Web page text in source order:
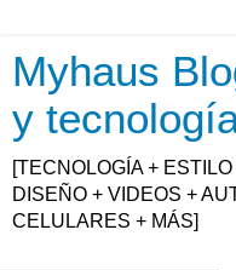
Myhaus
y
[TECNOLOGÍA +
DISEÑO + VIDEOS +
CELULARES + MÁS]